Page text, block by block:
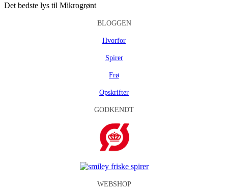
Det bedste lys til Mikrogrønt
BLOGGEN
Hvorfor
Spirer
Frø
Opskrifter
GODKENDT
WEBSHOP